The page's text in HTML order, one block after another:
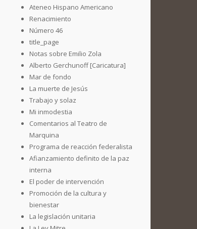
Ateneo Hispano Americano
Renacimiento
Número 46
title_page
Notas sobre Emilio Zola
Alberto Gerchunoff [Caricatura]
Mar de fondo
La muerte de Jesús
Trabajo y solaz
Mi inmodestia
Comentarios al Teatro de
Marquina
Programa de reacción federalista
Afianzamiento definito de la paz
interna
El poder de intervención
Promoción de la cultura y
bienestar
La legislación unitaria